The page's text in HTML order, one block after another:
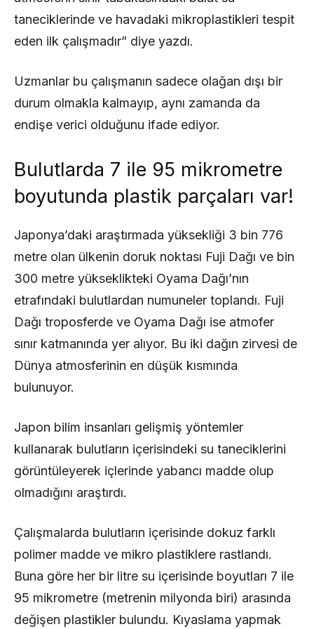
taneciklerinde ve havadaki mikroplastikleri tespit
eden ilk çalışmadır” diye yazdı.
Uzmanlar bu çalışmanın sadece olağan dışı bir
durum olmakla kalmayıp, aynı zamanda da
endişe verici olduğunu ifade ediyor.
Bulutlarda 7 ile 95 mikrometre
boyutunda plastik parçaları var!
Japonya’daki araştırmada yüksekliği 3 bin 776
metre olan ülkenin doruk noktası Fuji Dağı ve bin
300 metre yükseklikteki Oyama Dağı’nın
etrafındaki bulutlardan numuneler toplandı. Fuji
Dağı troposferde ve Oyama Dağı ise atmofer
sınır katmanında yer alıyor. Bu iki dağın zirvesi de
Dünya atmosferinin en düşük kısmında
bulunuyor.
Japon bilim insanları gelişmiş yöntemler
kullanarak bulutların içerisindeki su taneciklerini
görüntüleyerek içlerinde yabancı madde olup
olmadığını araştırdı.
Çalışmalarda bulutların içerisinde dokuz farklı
polimer madde ve mikro plastiklere rastlandı.
Buna göre her bir litre su içerisinde boyutları 7 ile
95 mikrometre (metrenin milyonda biri) arasında
değişen plastikler bulundu. Kıyaslama yapmak